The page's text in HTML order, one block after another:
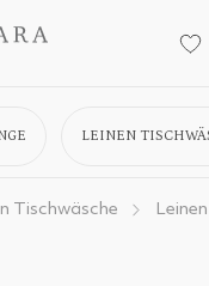
LEINEN
Tischwäsche